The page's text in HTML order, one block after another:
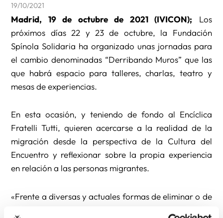
19/10/2021
Madrid, 19 de octubre de 2021 (IVICON); Los
próximos días 22 y 23 de octubre, la Fundación
Spínola Solidaria ha organizado unas jornadas para
el cambio denominadas “Derribando Muros” que las
que habrá espacio para talleres, charlas, teatro y
mesas de experiencias.
En esta ocasión, y teniendo de fondo al Encíclica
Fratelli Tutti, quieren acercarse a la realidad de la
migración desde la perspectiva de la Cultura del
Encuentro y reflexionar sobre la propia experiencia
en relación a las personas migrantes.
«Frente a diversas y actuales formas de eliminar o de